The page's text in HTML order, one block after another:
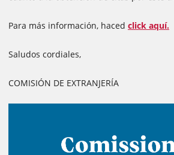
Para más información, haced click aquí.
Saludos cordiales,
COMISIÓN DE EXTRANJERÍA